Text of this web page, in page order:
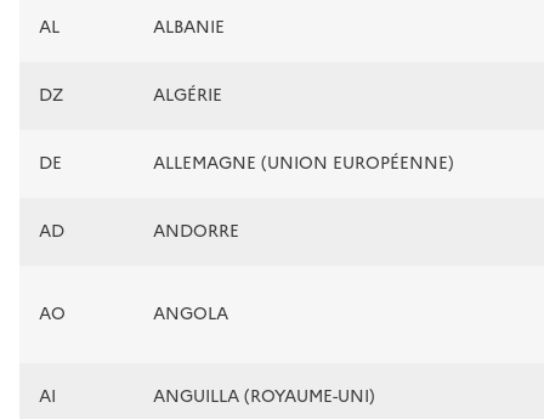
AL ALBANIE
DZ ALGÉRIE
DE ALLEMAGNE (UNION EUROPÉENNE)
AD ANDORRE
AO ANGOLA
AI ANGUILLA (ROYAUME-UNI)